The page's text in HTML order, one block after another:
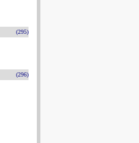
(295)
(296)